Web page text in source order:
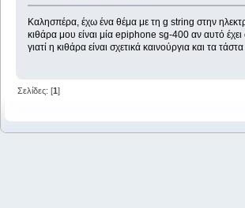
Καλησπέρα, έχω ένα θέμα με τη g string στην
κιθάρα μου είναι μία epiphone sg-400 αν αυτό
γιατί η κιθάρα είναι σχετικά καινούργια και τα
Σελίδες: [1]